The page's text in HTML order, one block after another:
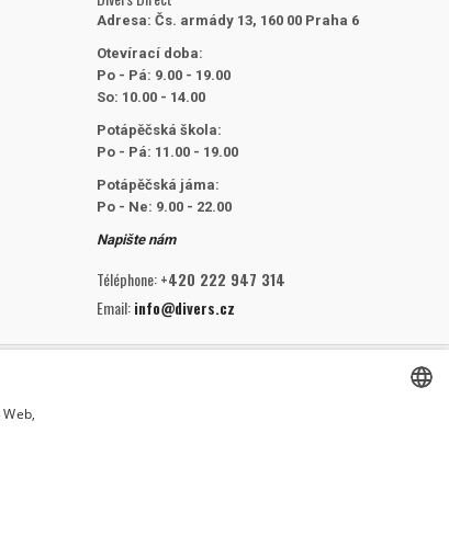
Adresa: Čs. armády 13, 160 00 Praha 6
Otevírací doba:
Po - Pá: 9.00 - 19.00
So: 10.00 - 14.00
Potápěčská škola:
Po - Pá: 11.00 - 19.00
Potápěčská jáma:
Po - Ne: 9.00 - 22.00
Napište nám
Téléphone:+420 222 947 314
Email:info@divers.cz